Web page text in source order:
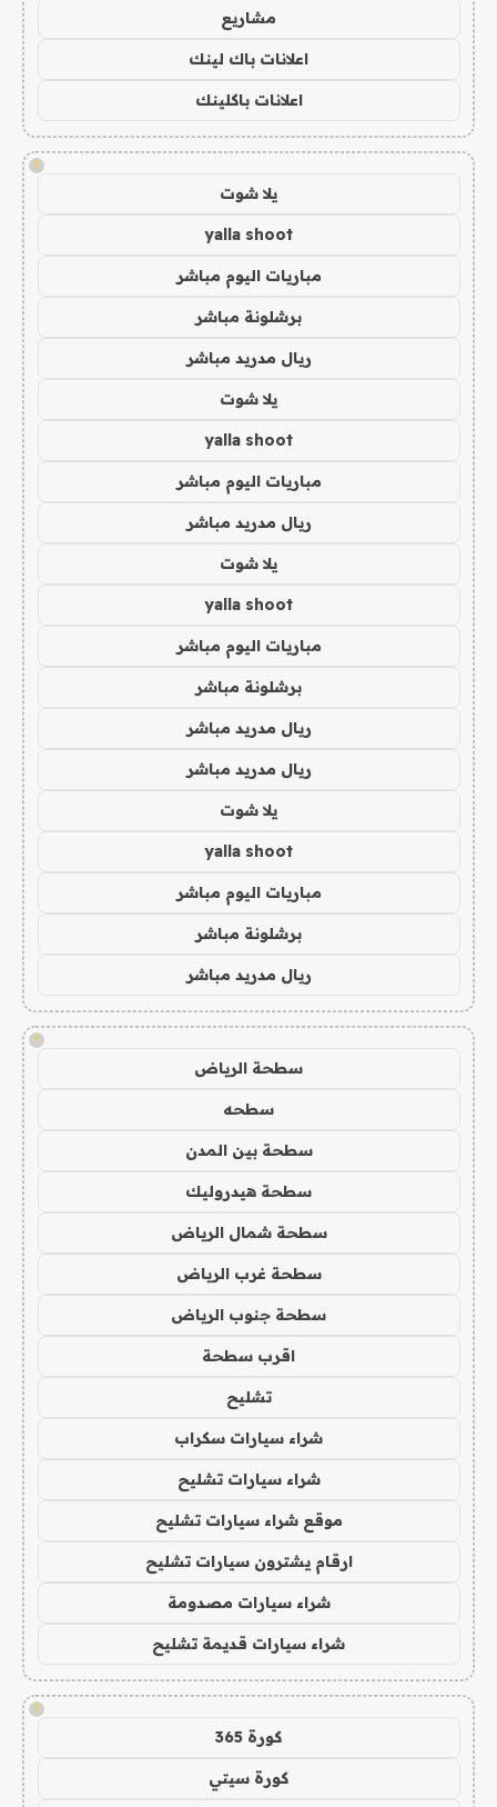
مشاريع
اعلانات باك لينك
اعلانات باكلينك
!
يلا شوت
yalla shoot
مباريات اليوم مباشر
برشلونة مباشر
ريال مدريد مباشر
يلا شوت
yalla shoot
مباريات اليوم مباشر
ريال مدريد مباشر
يلا شوت
yalla shoot
مباريات اليوم مباشر
برشلونة مباشر
ريال مدريد مباشر
ريال مدريد مباشر
يلا شوت
yalla shoot
مباريات اليوم مباشر
برشلونة مباشر
ريال مدريد مباشر
!
سطحة الرياض
سطحه
سطحة بين المدن
سطحة هيدروليك
سطحة شمال الرياض
سطحة غرب الرياض
سطحة جنوب الرياض
اقرب سطحة
تشليح
شراء سيارات سكراب
شراء سيارات تشليح
موقع شراء سيارات تشليح
ارقام يشترون سيارات تشليح
شراء سيارات مصدومة
شراء سيارات قديمة تشليح
!
كورة 365
كورة سيتي